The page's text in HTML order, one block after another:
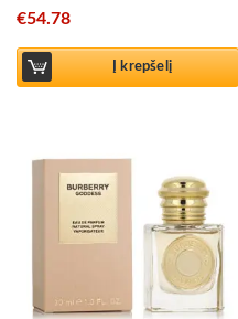
€54.78
Į krepšelį